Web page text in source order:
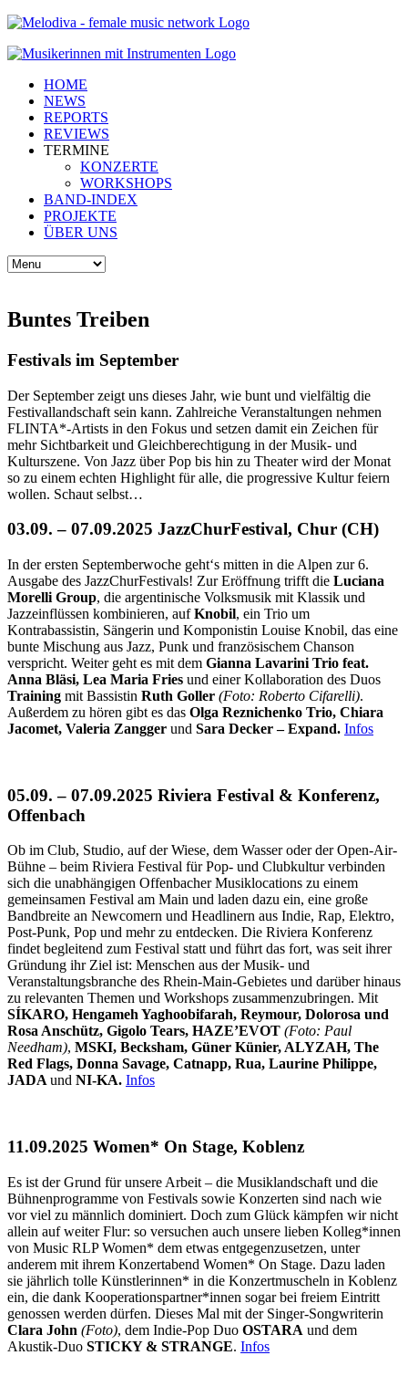
HOME
NEWS
REPORTS
REVIEWS
TERMINE
KONZERTE
WORKSHOPS
BAND-INDEX
PROJEKTE
ÜBER UNS
Buntes Treiben
Festivals im September
Der September zeigt uns dieses Jahr, wie bunt und vielfältig die
Festivallandschaft sein kann. Zahlreiche Veranstaltungen nehmen
FLINTA*-Artists in den Fokus und setzen damit ein Zeichen für
mehr Sichtbarkeit und Gleichberechtigung in der Musik- und
Kulturszene. Von Jazz über Pop bis hin zu Theater wird der Monat
so zu einem echten Highlight für alle, die progressive Kultur feiern
wollen. Schaut selbst…
03.09. – 07.09.2025 JazzChurFestival, Chur (CH)
In der ersten Septemberwoche geht‘s mitten in die Alpen zur 6.
Ausgabe des JazzChurFestivals! Zur Eröffnung trifft die Luciana
Morelli Group, die argentinische Volksmusik mit Klassik und
Jazzeinflüssen kombinieren, aufKnobil, ein Trio um
Kontrabassistin, Sängerin und Komponistin Louise Knobil, das eine
bunte Mischung aus Jazz, Punk und französischem Chanson
verspricht. Weiter geht es mit dem Gianna Lavarini Trio feat.
Anna Bläsi, Lea Maria Fries und einer Kollaboration des Duos
Training mit Bassistin Ruth Goller (Foto: Roberto Cifarelli).
Außerdem zu hören gibt es das Olga Reznichenko Trio, Chiara
Jacomet, Valeria Zangger und Sara Decker – Expand. Infos
05.09. – 07.09.2025 Riviera Festival & Konferenz,
Offenbach
Ob im Club, Studio, auf der Wiese, dem Wasser oder der Open-Air-
Bühne – beim Riviera Festival für Pop- und Clubkultur verbinden
sich die unabhängigen Offenbacher Musiklocations zu einem
gemeinsamen Festival am Main und laden dazu ein, eine große
Bandbreite an Newcomern und Headlinern aus Indie, Rap, Elektro,
Post-Punk, Pop und mehr zu entdecken. Die Riviera Konferenz
findet begleitend zum Festival statt und führt das fort, was seit ihrer
Gründung ihr Ziel ist: Menschen aus der Musik- und
Veranstaltungsbranche des Rhein-Main-Gebietes und darüber hinaus
zu relevanten Themen und Workshops zusammenzubringen. Mit
SÍKARO, Hengameh Yaghoobifarah, Reymour, Dolorosa und
Rosa Anschütz, Gigolo Tears, HAZE’EVOT (Foto: Paul
Needham), MSKI, Becksham, Güner Künier, ALYZAH, The
Red Flags, Donna Savage, Catnapp, Rua, Laurine Philippe,
JADAund NI-KA. Infos
11.09.2025 Women* On Stage, Koblenz
Es ist der Grund für unsere Arbeit – die Musiklandschaft und die
Bühnenprogramme von Festivals sowie Konzerten sind nach wie
vor viel zu männlich dominiert. Doch zum Glück kämpfen wir nicht
allein auf weiter Flur: so versuchen auch unsere lieben Kolleg*innen
von Music RLP Women* dem etwas entgegenzusetzen, unter
anderem mit ihrem Konzertabend Women* On Stage. Dazu laden
sie jährlich tolle Künstlerinnen* in die Konzertmuscheln in Koblenz
ein, die dank Kooperationspartner*innen sogar bei freiem Eintritt
genossen werden dürfen. Dieses Mal mit der Singer-Songwriterin
Clara John (Foto), dem Indie-Pop Duo OSTARA und dem
Akustik-Duo STICKY & STRANGE. Infos